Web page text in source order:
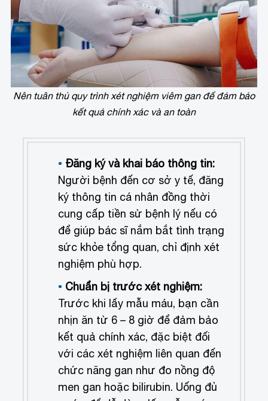
Nên tuân thủ quy trình xét nghiệm viêm gan để đảm bảo
kết quả chính xác và an toàn
Đăng ký và khai báo thông tin:
Người bệnh đến cơ sở y tế, đăng
ký thông tin cá nhân đồng thời
cung cấp tiền sử bệnh lý nếu có
để giúp bác sĩ nắm bắt tình trạng
sức khỏe tổng quan, chỉ định xét
nghiệm phù hợp.
Chuẩn bị trước xét nghiệm:
Trước khi lấy mẫu máu, bạn cần
nhịn ăn từ 6 – 8 giờ để đảm bảo
kết quả chính xác, đặc biệt đối
với các xét nghiệm liên quan đến
chức năng gan như đo nồng độ
men gan hoặc bilirubin. Uống đủ